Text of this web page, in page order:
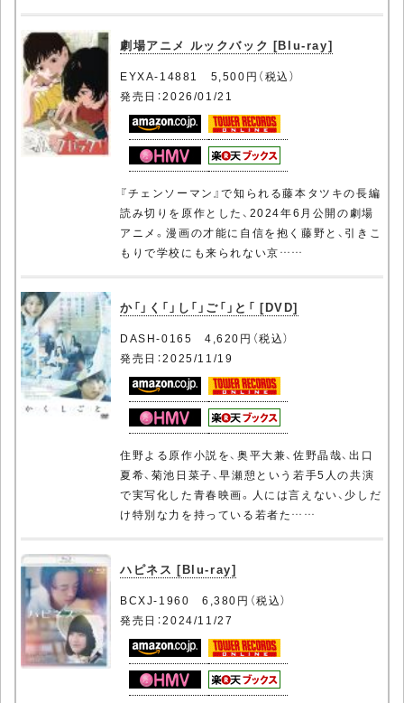
劇場アニメ ルックバック [Blu-ray]
EYXA-14881 5,500円（税込）
発売日：2026/01/21
『チェンソーマン』で知られる藤本タツキの長編
読み切りを原作とした、2024年6月公開の劇場
アニメ。漫画の才能に自信を抱く藤野と、引きこ
もりで学校にも来られない京……
か「」く「」し「」ご「」と「 [DVD]
DASH-0165 4,620円（税込）
発売日：2025/11/19
住野よる原作小説を、奥平大兼、佐野晶哉、出口
夏希、菊池日菜子、早瀬憩という若手5人の共演
で実写化した青春映画。人には言えない、少しだ
け特別な力を持っている若者た……
ハピネス [Blu-ray]
BCXJ-1960 6,380円（税込）
発売日：2024/11/27